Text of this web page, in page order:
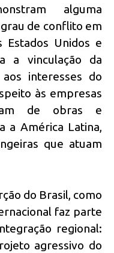
alguma
de conflito em
Estados Unidos e
a vinculação da
interesses do
às empresas
de obras e
a América Latina,
que atuam
do Brasil, como
faz parte
regional:
agressivo do